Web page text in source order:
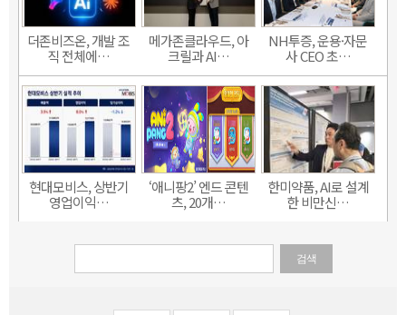
더존비즈온, 개발 조
직 전체에…
메가존클라우드, 아
크릴과 AI…
NH투증, 운용·자문
사 CEO 초…
현대모비스, 상반기
영업이익…
‘애니팡2’ 엔드 콘텐
츠, 20개…
한미약품, AI로 설계
한 비만신…
검색